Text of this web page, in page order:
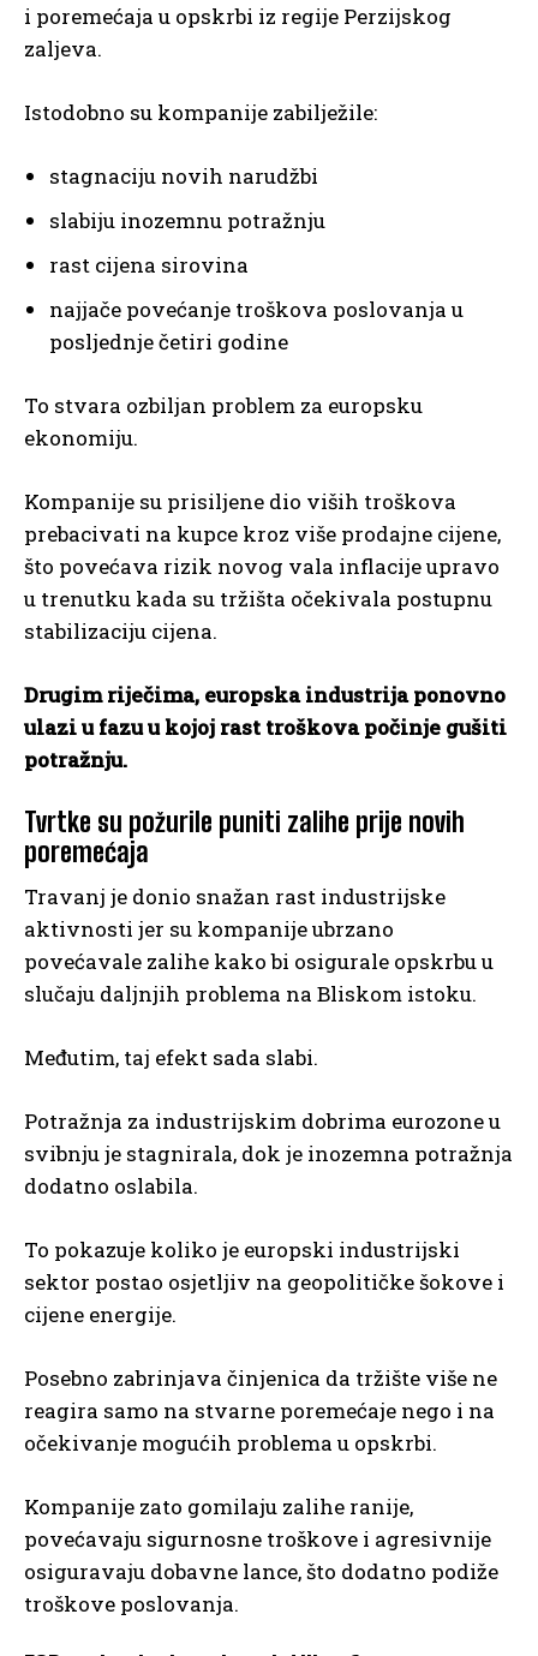
i poremećaja u opskrbi iz regije Perzijskog
zaljeva.
Istodobno su kompanije zabilježile:
stagnaciju novih narudžbi
slabiju inozemnu potražnju
rast cijena sirovina
najjače povećanje troškova poslovanja u
posljednje četiri godine
To stvara ozbiljan problem za europsku
ekonomiju.
Kompanije su prisiljene dio viših troškova
prebacivati na kupce kroz više prodajne cijene,
što povećava rizik novog vala inflacije upravo
u trenutku kada su tržišta očekivala postupnu
stabilizaciju cijena.
Drugim riječima, europska industrija ponovno
ulazi u fazu u kojoj rast troškova počinje gušiti
potražnju.
Tvrtke su požurile puniti zalihe prije novih
poremećaja
Travanj je donio snažan rast industrijske
aktivnosti jer su kompanije ubrzano
povećavale zalihe kako bi osigurale opskrbu u
slučaju daljnjih problema na Bliskom istoku.
Međutim, taj efekt sada slabi.
Potražnja za industrijskim dobrima eurozone u
svibnju je stagnirala, dok je inozemna potražnja
dodatno oslabila.
To pokazuje koliko je europski industrijski
sektor postao osjetljiv na geopolitičke šokove i
cijene energije.
Posebno zabrinjava činjenica da tržište više ne
reagira samo na stvarne poremećaje nego i na
očekivanje mogućih problema u opskrbi.
Kompanije zato gomilaju zalihe ranije,
povećavaju sigurnosne troškove i agresivnije
osiguravaju dobavne lance, što dodatno podiže
troškove poslovanja.